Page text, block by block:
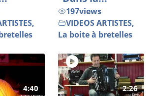
,
197views
VIDEOS ARTISTES,
La boite à bretelles
4:40 2:26